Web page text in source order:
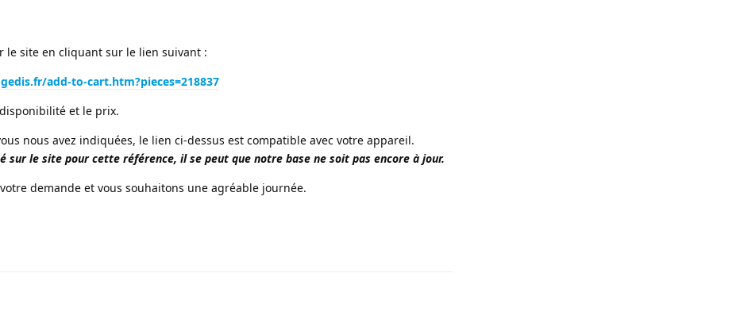
le site en cliquant sur le lien suivant :
add-to-cart.htm?pieces=218837
et le prix.
nous avez indiquées, le lien ci-dessus est compatible avec votre appareil.
sur le site pour cette référence, il se peut que notre base ne soit pas encore à jour.
demande et vous souhaitons une agréable journée.